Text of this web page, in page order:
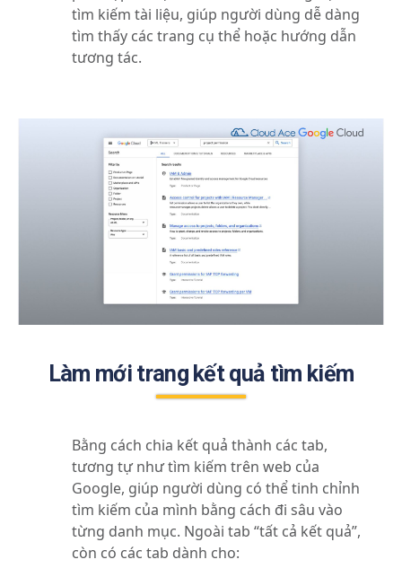
tìm kiếm tài liệu, giúp người dùng dễ dàng
tìm thấy các trang cụ thể hoặc hướng dẫn
tương tác.
Làm mới trang kết quả tìm kiếm
Bằng cách chia kết quả thành các tab,
tương tự như tìm kiếm trên web của
Google, giúp người dùng có thể tinh chỉnh
tìm kiếm của mình bằng cách đi sâu vào
từng danh mục. Ngoài tab “tất cả kết quả”,
còn có các tab dành cho: